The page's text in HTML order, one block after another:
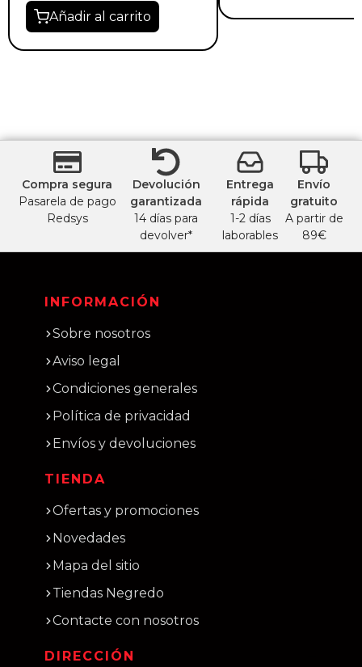
Añadir al carrito
Compra segura
Pasarela de pago
Redsys
Devolución
garantizada
14 días para
devolver*
Entrega
rápida
1-2 días
laborables
Envío
gratuito
A partir de
89€
INFORMACIÓN
Sobre nosotros
Aviso legal
Condiciones generales
Política de privacidad
Envíos y devoluciones
TIENDA
Ofertas y promociones
Novedades
Mapa del sitio
Tiendas Negredo
Contacte con nosotros
DIRECCIÓN